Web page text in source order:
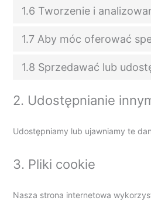
1.6 Tworzenie i
1.7 Aby móc oferować
1.8 Sprzedawać lub
2. Udostępnianie
Udostępniamy lub ujawniamy te
3. Pliki cookie
Nasza strona internetowa